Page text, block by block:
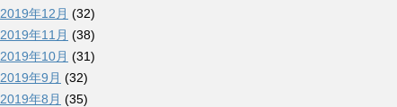
2019年12月 (32)
2019年11月 (38)
2019年10月 (31)
2019年9月 (32)
2019年8月 (35)